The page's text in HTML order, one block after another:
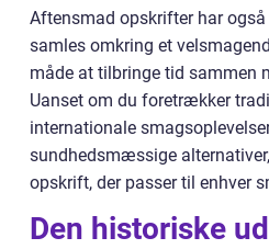
Aftensmad opskrifter har
samles omkring et
måde at tilbringe tid sammen
Uanset om du foretrækker
internationale
sundhedsmæssige
opskrift, der passer til enhver
Den historiske